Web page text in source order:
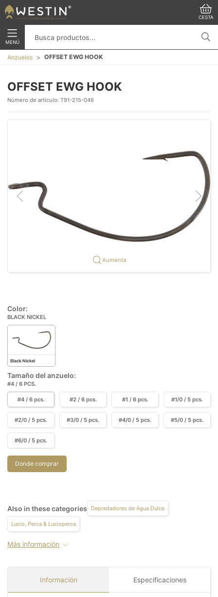
CESTA
MENÚ
Anzuelos OFFSET EWG HOOK
OFFSET EWG HOOK
Número de artículo: T91-215-046
Aumenta
Color:
BLACK NICKEL
Black Nickel
Tamaño del anzuelo:
#4 / 6 PCS.
#4 / 6 pcs. #2 / 6 pcs. #1 / 6 pcs. #1/0 / 5 pcs.
#2/0 / 5 pcs. #3/0 / 5 pcs. #4/0 / 5 pcs. #5/0 / 5 pcs.
#6/0 / 5 pcs.
Donde comprar
Also in these categories Depredadores de Agua Dulce
Lucio, Perca & Lucioperca
Más información
Información Especificaciones